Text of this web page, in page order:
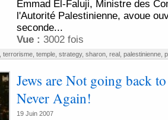
Emmad El-Faluji, Ministre des
l'Autorité Palestinienne, avoue
seconde...
Vue : 3002 fois
terrorisme, temple, strategy, sharon, real, palestinienne,
Jews are Not going back
Never Again!
19 Juin 2007